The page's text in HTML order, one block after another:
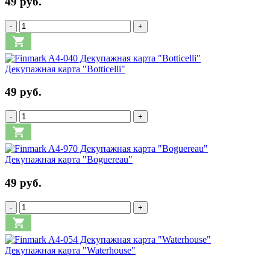
- +
Декупажная карта "Botticelli"
49 руб.
- +
Декупажная карта "Boguereau"
49 руб.
- +
Декупажная карта "Waterhouse"